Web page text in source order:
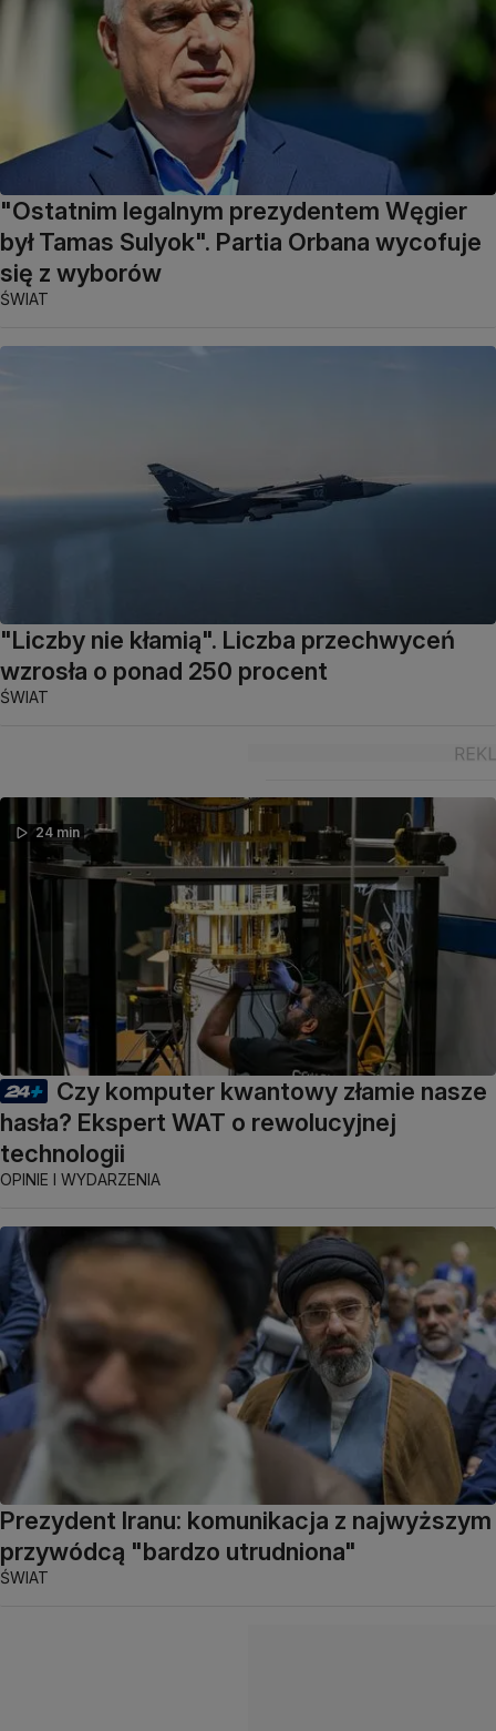
"Ostatnim legalnym prezydentem Węgier
był Tamas Sulyok". Partia Orbana wycofuje
się z wyborów
ŚWIAT
"Liczby nie kłamią". Liczba przechwyceń
wzrosła o ponad 250 procent
ŚWIAT
24 min
Czy komputer kwantowy złamie nasze
hasła? Ekspert WAT o rewolucyjnej
technologii
OPINIE I WYDARZENIA
Prezydent Iranu: komunikacja z najwyższym
przywódcą "bardzo utrudniona"
ŚWIAT